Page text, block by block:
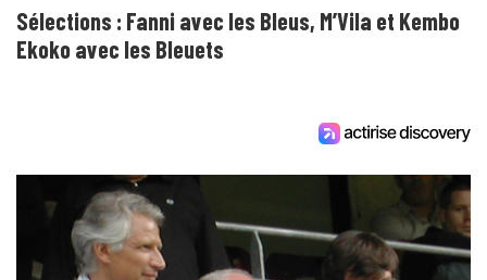
Sélections : Fanni avec les Bleus, M’Vila et Kembo
Ekoko avec les Bleuets